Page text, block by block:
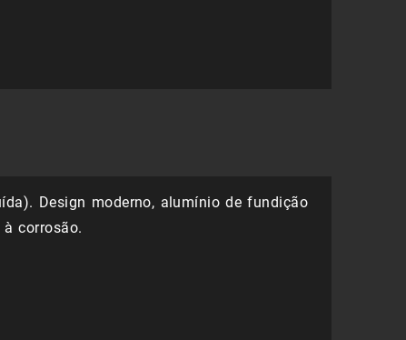
Design moderno, alumínio de fundição
corrosão.